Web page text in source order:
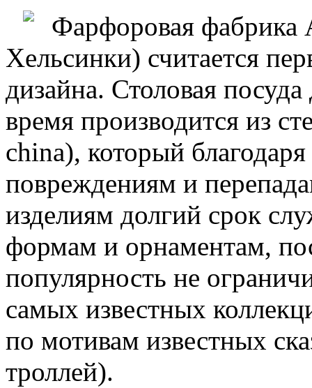
Фарфоровая фабрика
Хельсинки) считается
дизайна. Столовая
время производится из
china), который
повреждениям и
изделиям долгий срок
формам и орнаментам,
популярность не
самых известных
по мотивам известных
троллей).